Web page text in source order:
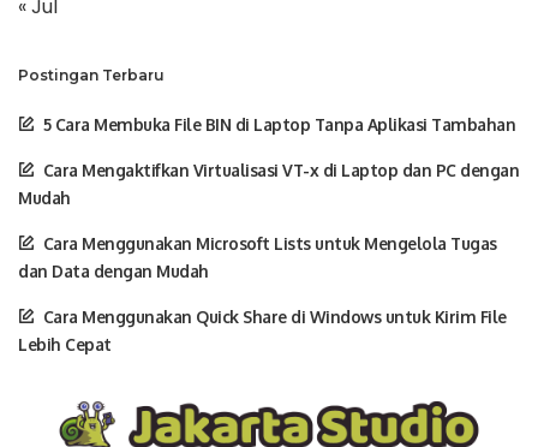
« Jul
Postingan Terbaru
5 Cara Membuka File BIN di Laptop Tanpa Aplikasi Tambahan
Cara Mengaktifkan Virtualisasi VT-x di Laptop dan PC dengan
Mudah
Cara Menggunakan Microsoft Lists untuk Mengelola Tugas
dan Data dengan Mudah
Cara Menggunakan Quick Share di Windows untuk Kirim File
Lebih Cepat